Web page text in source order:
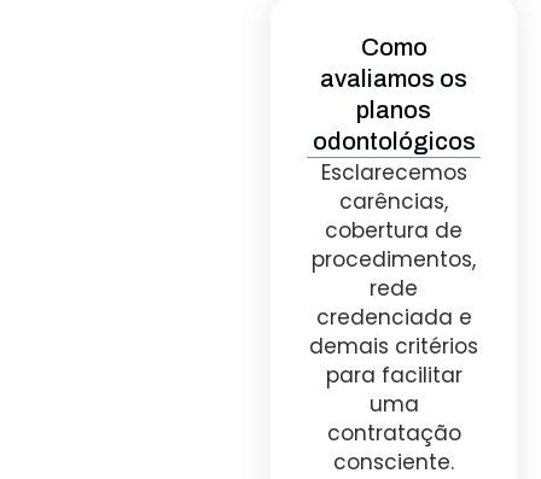
Como
avaliamos os
planos
odontológicos
Esclarecemos
carências,
cobertura de
procedimentos,
rede
credenciada e
demais critérios
para facilitar
uma
contratação
consciente.